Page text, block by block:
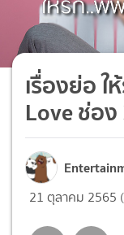
เรื่องย่อ
Love ช่อ
21 ตุลาคม 2565